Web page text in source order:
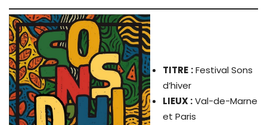
TITRE :Festival Sons
d’hiver
LIEUX :Val-de-Marne
et Paris